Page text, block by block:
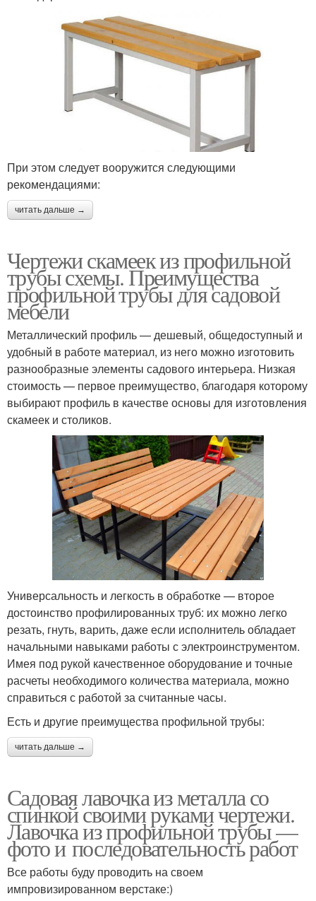
При этом следует вооружится следующими
рекомендациями:
читать дальше →
Чертежи скамеек из профильной
трубы схемы. Преимущества
профильной трубы для садовой
мебели
Металлический профиль — дешевый, общедоступный и
удобный в работе материал, из него можно изготовить
разнообразные элементы садового интерьера. Низкая
стоимость — первое преимущество, благодаря которому
выбирают профиль в качестве основы для изготовления
скамеек и столиков.
Универсальность и легкость в обработке — второе
достоинство профилированных труб: их можно легко
резать, гнуть, варить, даже если исполнитель обладает
начальными навыками работы с электроинструментом.
Имея под рукой качественное оборудование и точные
расчеты необходимого количества материала, можно
справиться с работой за считанные часы.
Есть и другие преимущества профильной трубы:
читать дальше →
Садовая лавочка из металла со
спинкой своими руками чертежи.
Лавочка из профильной трубы —
фото и последовательность работ
Все работы буду проводить на своем
импровизированном верстаке:)